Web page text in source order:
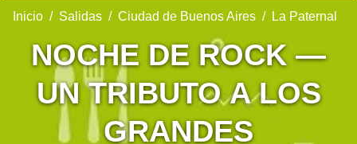
Inicio Salidas Ciudad de Buenos Aires La Paternal
NOCHE DE ROCK —
UN TRIBUTO A LOS
GRANDES